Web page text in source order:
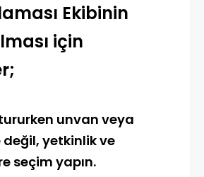
Ekibinin
için
unvan veya
yetkinlik ve
seçim yapın.